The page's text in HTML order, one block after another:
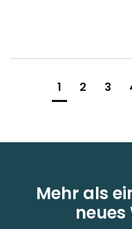
1 2 3
Mehr als